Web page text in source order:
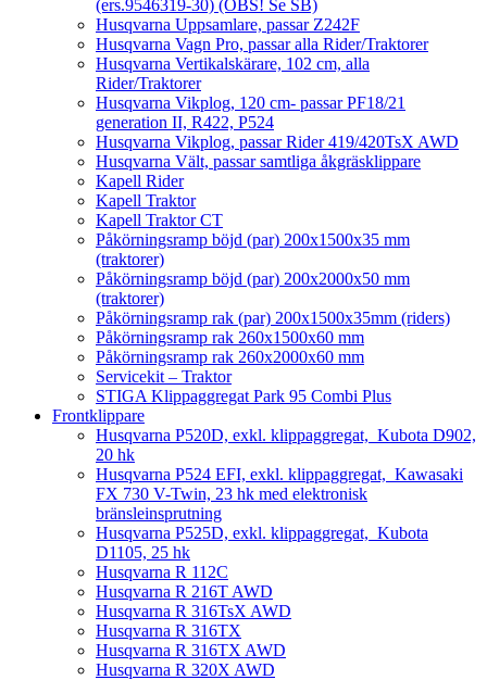
(ers.9546319-30) (OBS! Se SB)
Husqvarna Uppsamlare, passar Z242F
Husqvarna Vagn Pro, passar alla Rider/Traktorer
Husqvarna Vertikalskärare, 102 cm, alla
Rider/Traktorer
Husqvarna Vikplog, 120 cm- passar PF18/21
generation II, R422, P524
Husqvarna Vikplog, passar Rider 419/420TsX AWD
Husqvarna Vält, passar samtliga åkgräsklippare
Kapell Rider
Kapell Traktor
Kapell Traktor CT
Påkörningsramp böjd (par) 200x1500x35 mm
(traktorer)
Påkörningsramp böjd (par) 200x2000x50 mm
(traktorer)
Påkörningsramp rak (par) 200x1500x35mm (riders)
Påkörningsramp rak 260x1500x60 mm
Påkörningsramp rak 260x2000x60 mm
Servicekit – Traktor
STIGA Klippaggregat Park 95 Combi Plus
Frontklippare
Husqvarna P520D, exkl. klippaggregat, Kubota D902,
20 hk
Husqvarna P524 EFI, exkl. klippaggregat, Kawasaki
FX 730 V-Twin, 23 hk med elektronisk
bränsleinsprutning
Husqvarna P525D, exkl. klippaggregat, Kubota
D1105, 25 hk
Husqvarna R 112C
Husqvarna R 216T AWD
Husqvarna R 316TsX AWD
Husqvarna R 316TX
Husqvarna R 316TX AWD
Husqvarna R 320X AWD